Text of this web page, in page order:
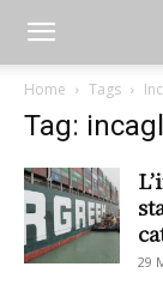
Home Tags
Tag:
29